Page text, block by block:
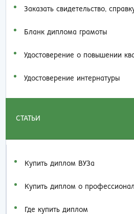
Заказать cвидетельство,
Бланк диплома грамоты
Удостоверение о повышении
Удостоверение интернатуры
СТАТЬИ
Купить диплом ВУЗа
Купить диплом о
Где купить диплом